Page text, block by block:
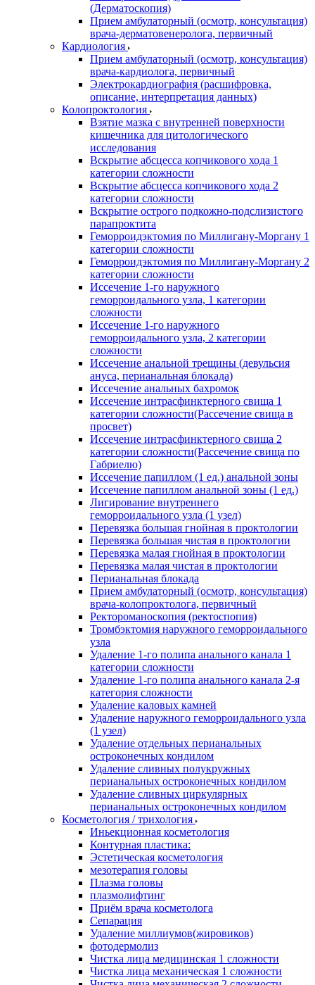
(Дерматоскопия)
Прием амбулаторный (осмотр, консультация)
врача-дерматовенеролога, первичный
Кардиология
Прием амбулаторный (осмотр, консультация)
врача-кардиолога, первичный
Электрокардиография (расшифровка,
описание, интерпретация данных)
Колопроктология
Взятие мазка с внутренней поверхности
кишечника для цитологического
исследования
Вскрытие абсцесса копчикового хода 1
категории сложности
Вскрытие абсцесса копчикового хода 2
категории сложности
Вскрытие острого подкожно-подслизистого
парапроктита
Геморроидэктомия по Миллигану-Моргану 1
категории сложности
Геморроидэктомия по Миллигану-Моргану 2
категории сложности
Иссечение 1-го наружного
геморроидального узла, 1 категории
сложности
Иссечение 1-го наружного
геморроидального узла, 2 категории
сложности
Иссечение анальной трещины (девульсия
ануса, перианальная блокада)
Иссечение анальных бахромок
Иссечение интрасфинктерного свища 1
категории сложности(Рассечение свища в
просвет)
Иссечение интрасфинктерного свища 2
категории сложности(Рассечение свища по
Габриелю)
Иссечение папиллом (1 ед.) анальной зоны
Иссечение папиллом анальной зоны (1 ед.)
Лигирование внутреннего
геморроидального узла (1 узел)
Перевязка большая гнойная в проктологии
Перевязка большая чистая в проктологии
Перевязка малая гнойная в проктологии
Перевязка малая чистая в проктологии
Перианальная блокада
Прием амбулаторный (осмотр, консультация)
врача-колопроктолога, первичный
Ректороманоскопия (ректоспопия)
Тромбэктомия наружного геморроидального
узла
Удаление 1-го полипа анального канала 1
категории сложности
Удаление 1-го полипа анального канала 2-я
категория сложности
Удаление каловых камней
Удаление наружного геморроидального узла
(1 узел)
Удаление отдельных перианальных
остроконечных кондилом
Удаление сливных полукружных
перианальных остроконечных кондилом
Удаление сливных циркулярных
перианальных остроконечных кондилом
Косметология / трихология
Иньекционная косметология
Контурная пластика:
Эстетическая косметология
мезотерапия головы
Плазма головы
плазмолифтинг
Приём врача косметолога
Сепарация
Удаление миллиумов(жировиков)
фотодермолиз
Чистка лица медицинская 1 сложности
Чистка лица механическая 1 сложности